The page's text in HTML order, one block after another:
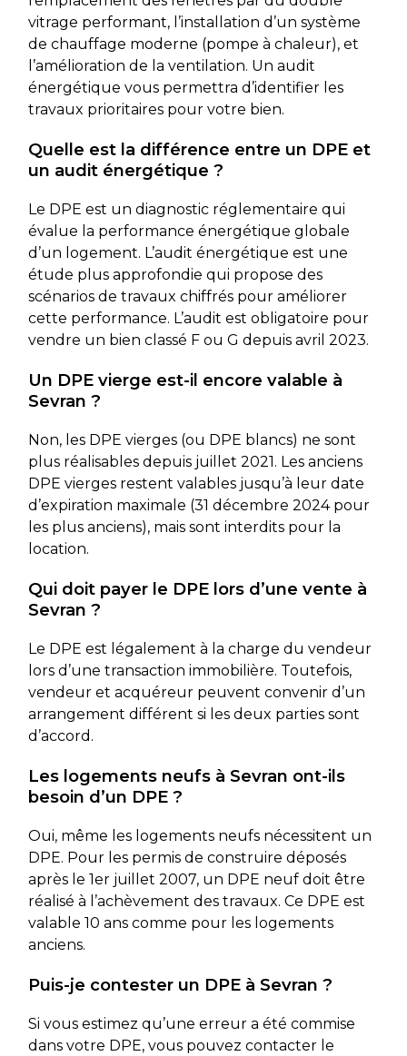
vitrage performant, l’installation d’un système
de chauffage moderne (pompe à chaleur), et
l’amélioration de la ventilation. Un audit
énergétique vous permettra d’identifier les
travaux prioritaires pour votre bien.
Quelle est la différence entre un DPE et
un audit énergétique ?
Le DPE est un diagnostic réglementaire qui
évalue la performance énergétique globale
d’un logement. L’audit énergétique est une
étude plus approfondie qui propose des
scénarios de travaux chiffrés pour améliorer
cette performance. L’audit est obligatoire pour
vendre un bien classé F ou G depuis avril 2023.
Un DPE vierge est-il encore valable à
Sevran ?
Non, les DPE vierges (ou DPE blancs) ne sont
plus réalisables depuis juillet 2021. Les anciens
DPE vierges restent valables jusqu’à leur date
d’expiration maximale (31 décembre 2024 pour
les plus anciens), mais sont interdits pour la
location.
Qui doit payer le DPE lors d’une vente à
Sevran ?
Le DPE est légalement à la charge du vendeur
lors d’une transaction immobilière. Toutefois,
vendeur et acquéreur peuvent convenir d’un
arrangement différent si les deux parties sont
d’accord.
Les logements neufs à Sevran ont-ils
besoin d’un DPE ?
Oui, même les logements neufs nécessitent un
DPE. Pour les permis de construire déposés
après le 1er juillet 2007, un DPE neuf doit être
réalisé à l’achèvement des travaux. Ce DPE est
valable 10 ans comme pour les logements
anciens.
Puis-je contester un DPE à Sevran ?
Si vous estimez qu’une erreur a été commise
dans votre DPE, vous pouvez contacter le